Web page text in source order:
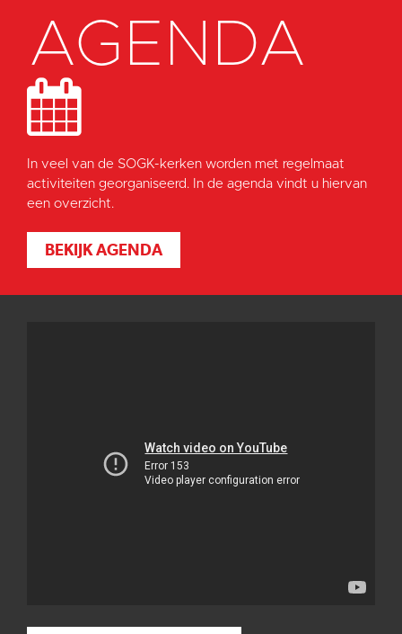
AGENDA
In veel van de SOGK-kerken worden met regelmaat
activiteiten georganiseerd. In de agenda vindt u hiervan
een overzicht.
BEKIJK AGENDA